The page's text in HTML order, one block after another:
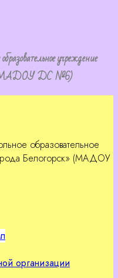
учреждение
(МАДОУ ДС №6)
образовательное
Белогорск» (МАДОУ
организации